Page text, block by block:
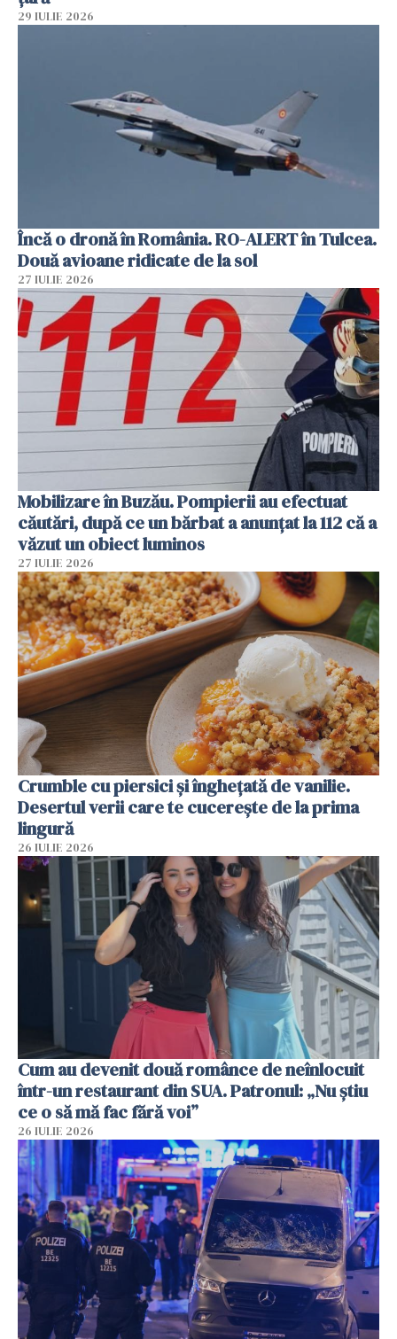
29 IULIE 2026
Încă o dronă în România. RO-ALERT în Tulcea.
Două avioane ridicate de la sol
27 IULIE 2026
Mobilizare în Buzău. Pompierii au efectuat
căutări, după ce un bărbat a anunțat la 112 că a
văzut un obiect luminos
27 IULIE 2026
Crumble cu piersici și înghețată de vanilie.
Desertul verii care te cucerește de la prima
lingură
26 IULIE 2026
Cum au devenit două românce de neînlocuit
într-un restaurant din SUA. Patronul: „Nu știu
ce o să mă fac fără voi”
26 IULIE 2026